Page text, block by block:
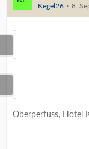
Kegel26 8.
Oberperfuss, Hotel